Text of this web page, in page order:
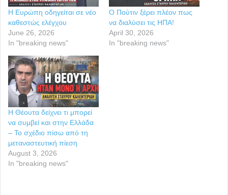
Η Ευρώπη οδηγείται σε νέο
καθεστώς ελέγχου
June 26, 2026
In "breaking news"
Ο Πούτιν ξέρει πλέον πως
να διαλύσει τις ΗΠΑ!
April 30, 2026
In "breaking news"
Η Θέουτα δείχνει τι μπορεί
να συμβεί και στην Ελλάδα
– Το σχέδιο πίσω από τη
μεταναστευτική πίεση
August 3, 2026
In "breaking news"